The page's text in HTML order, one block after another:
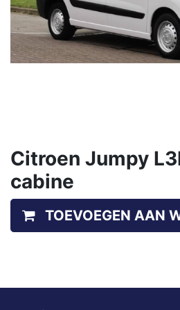
Citroen Jumpy
cabine
TOEVOEGEN AAN